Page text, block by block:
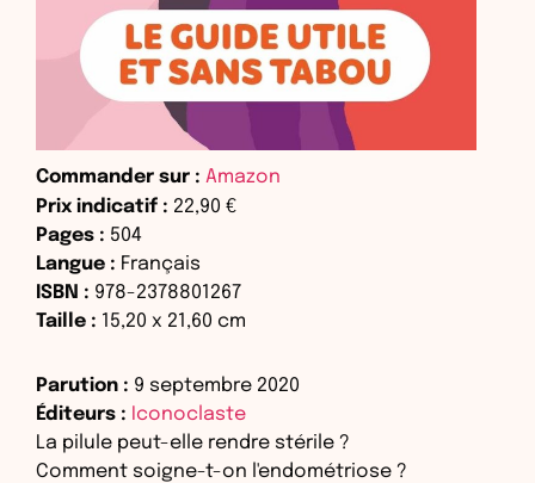
Commander sur : Amazon
Prix indicatif : 22,90 €
Pages : 504
Langue : Français
ISBN : 978-2378801267
Taille : 15,20 x 21,60 cm
Parution : 9 septembre 2020
Éditeurs : Iconoclaste
La pilule peut-elle rendre stérile ?
Comment soigne-t-on l'endométriose ?